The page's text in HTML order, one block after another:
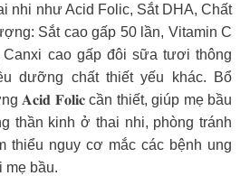
nhi như Acid Folic, Sắt DHA, Chất
Sắt cao gấp 50 lần, Vitamin C
cao gấp đôi sữa tươi thông
dưỡng chất thiết yếu khác. Bổ
𝐀𝐜𝐢𝐝 𝐅𝐨𝐥𝐢𝐜 cần thiết, giúp mẹ bầu
thần kinh ở thai nhi, phòng tránh
thiểu nguy cơ mắc các bệnh ung
mẹ bầu.